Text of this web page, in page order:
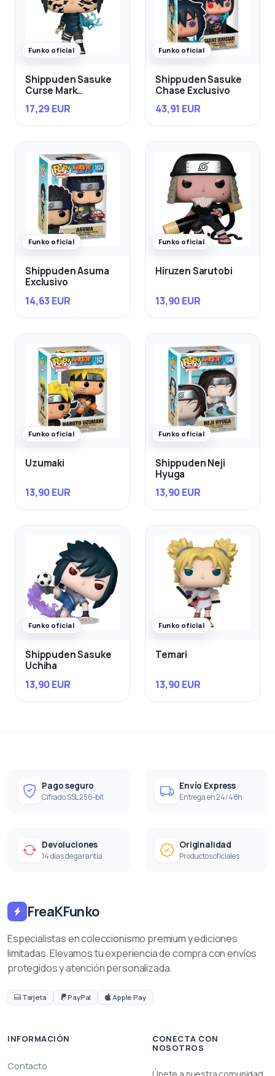
Funko oficial
Shippuden Sasuke
Curse Mark
17,29 EUR
Funko oficial
Shippuden Sasuke
Chase Exclusivo
43,91 EUR
Funko oficial
Shippuden Asuma
Exclusivo
14,63 EUR
Funko oficial
Hiruzen Sarutobi
13,90 EUR
Funko oficial
Uzumaki
13,90 EUR
Funko oficial
Shippuden Neji
Hyuga
13,90 EUR
Funko oficial
Shippuden Sasuke
Uchiha
13,90 EUR
Funko oficial
Temari
13,90 EUR
Pago seguro
Cifrado SSL 256-bit
Envío Express
Entrega en 24/48h
Devoluciones
14 días de garantía
Originalidad
Productos oficiales
FreaKFunko
Especialistas en coleccionismo premium y ediciones
limitadas. Elevamos tu experiencia de compra con envíos
protegidos y atención personalizada.
Tarjeta PayPal Apple Pay
INFORMACIÓN
Contacto
CONECTA CON
NOSOTROS